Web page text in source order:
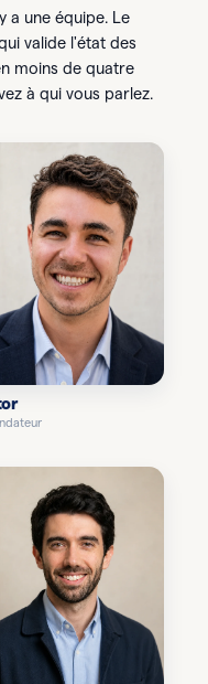
a une équipe. Le
valide l'état des
moins de quatre
à qui vous parlez.